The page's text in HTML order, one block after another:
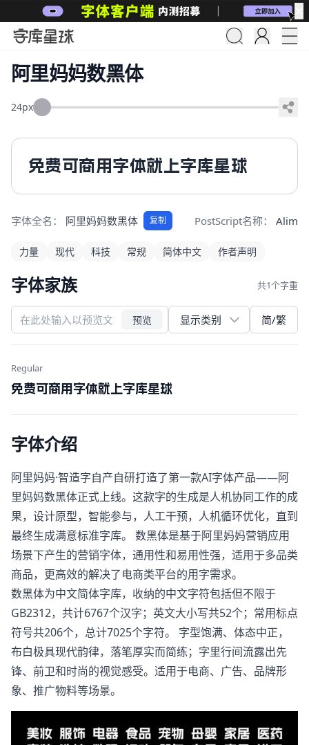
阿里妈妈数黑体
24px
免费可商用字体就上字库星球
字体全名： 阿里妈妈数黑体 复制 PostScript名称：
力量 现代 科技 常规 简体中文 作者声明
字体家族 共1个字重
预览 简/繁
Regular
免费可商用字体就上字库星球
字体介绍
阿里妈妈·智造字自产自研打造了第一款AI字体产品——阿
里妈妈数黑体正式上线。这款字的生成是人机协同工作的成
果，设计原型，智能参与，人工干预，人机循环优化，直到
最终生成满意标准字库。 数黑体是基于阿里妈妈营销应用
场景下产生的营销字体，通用性和易用性强，适用于多品类
商品，更高效的解决了电商类平台的用字需求。
数黑体为中文简体字库，收纳的中文字符包括但不限于
GB2312，共计6767个汉字；英文大小写共52个；常用标点
符号共206个，总计7025个字符。 字型饱满、体态中正，
布白极具现代韵律，落笔厚实而简练；字里行间流露出先
锋、前卫和时尚的视觉感受。适用于电商、广告、品牌形
象、推广物料等场景。